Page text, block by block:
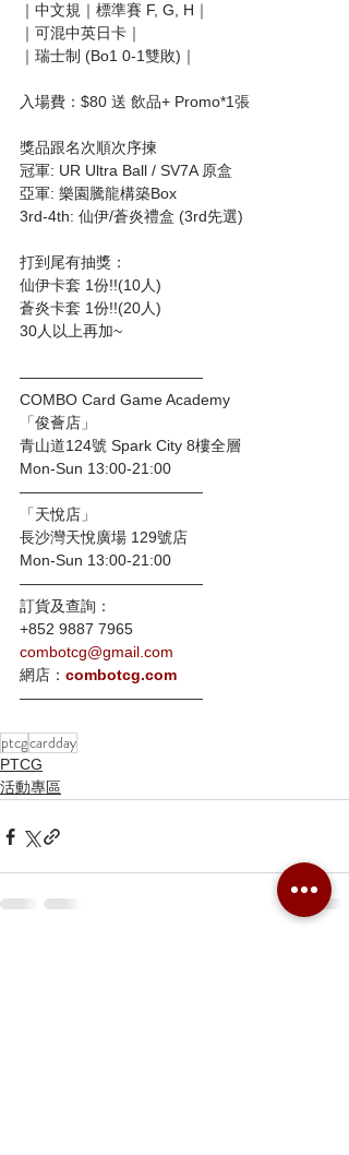
｜中文規｜標準賽 F, G, H｜
｜可混中英日卡｜
｜瑞士制 (Bo1 0-1雙敗)｜
入場費：$80 送 飲品+ Promo*1張
獎品跟名次順次序揀
冠軍: UR Ultra Ball / SV7A 原盒
亞軍: 樂園騰龍構築Box
3rd-4th: 仙伊/蒼炎禮盒 (3rd先選)
打到尾有抽獎：
仙伊卡套 1份!!(10人)
蒼炎卡套 1份!!(20人)
30人以上再加~
————————————
COMBO Card Game Academy
「俊薈店」
青山道124號 Spark City 8樓全層
Mon-Sun 13:00-21:00
————————————
「天悅店」
長沙灣天悅廣場 129號店
Mon-Sun 13:00-21:00
————————————
訂貨及查詢：
+852 9887 7965
combotcg@gmail.com
網店： combotcg.com
————————————
ptcgcardday
PTCG
活動專區